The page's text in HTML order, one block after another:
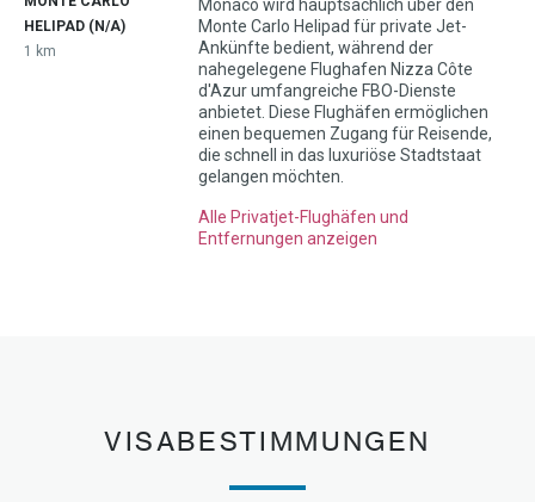
HELIPAD (N/A)
1 km
Monaco wird hauptsächlich über den
Monte Carlo Helipad für private Jet-
Ankünfte bedient, während der
nahegelegene Flughafen Nizza Côte
d'Azur umfangreiche FBO-Dienste
anbietet. Diese Flughäfen ermöglichen
einen bequemen Zugang für Reisende,
die schnell in das luxuriöse Stadtstaat
gelangen möchten.
Alle Privatjet-Flughäfen und
Entfernungen anzeigen
VISABESTIMMUNGEN